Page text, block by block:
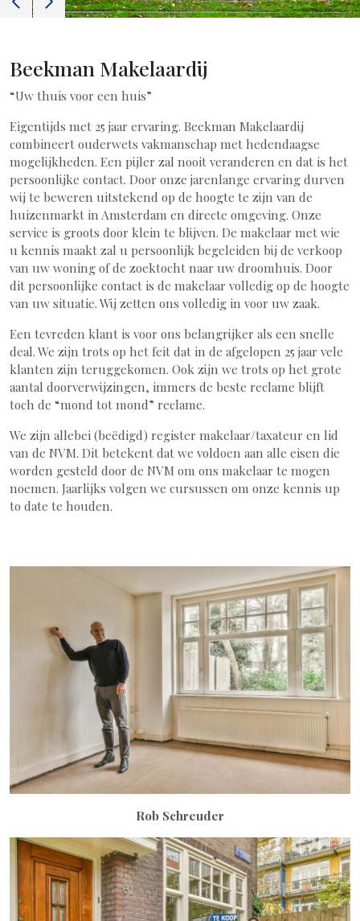
PreviousNext
Beekman Makelaardij
“Uw thuis voor een huis”
Eigentijds met 25 jaar ervaring. Beekman Makelaardij
combineert ouderwets vakmanschap met hedendaagse
mogelijkheden. Een pijler zal nooit veranderen en dat is het
persoonlijke contact. Door onze jarenlange ervaring durven
wij te beweren uitstekend op de hoogte te zijn van de
huizenmarkt in Amsterdam en directe omgeving. Onze
service is groots door klein te blijven. De makelaar met wie
u kennis maakt zal u persoonlijk begeleiden bij de verkoop
van uw woning of de zoektocht naar uw droomhuis. Door
dit persoonlijke contact is de makelaar volledig op de hoogte
van uw situatie. Wij zetten ons volledig in voor uw zaak.
Een tevreden klant is voor ons belangrijker als een snelle
deal. We zijn trots op het feit dat in de afgelopen 25 jaar vele
klanten zijn teruggekomen. Ook zijn we trots op het grote
aantal doorverwijzingen, immers de beste reclame blijft
toch de “mond tot mond” reclame.
We zijn allebei (beëdigd) register makelaar/taxateur en lid
van de NVM. Dit betekent dat we voldoen aan alle eisen die
worden gesteld door de NVM om ons makelaar te mogen
noemen. Jaarlijks volgen we cursussen om onze kennis up
to date te houden.
Rob Schreuder